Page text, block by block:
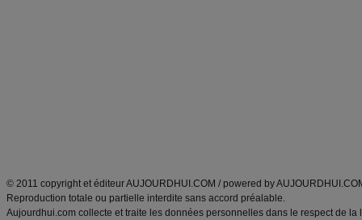
© 2011 copyright et éditeur AUJOURDHUI.COM / powered by
Reproduction totale ou partielle interdite sans accord préalable.
Aujourdhui.com collecte et traite les données personnelles dans le respect de